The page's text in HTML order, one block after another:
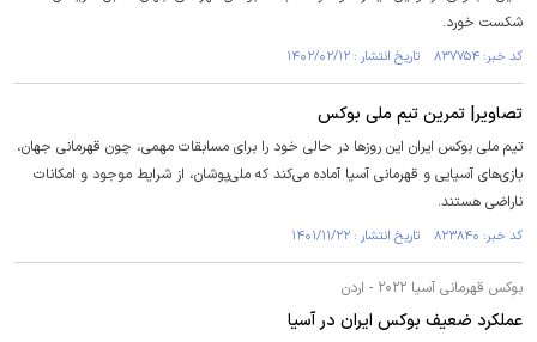
شکست خورد.
کد خبر: ۸۳۷۷۵۴ تاریخ انتشار : ۱۴۰۲/۰۲/۱۲
تصاویر| تمرین تیم ملی بوکس
تیم ملی بوکس ایران این روز‌ها در حالی خود را برای مسابقات مهمی، چون قهرمانی جهان،
بازی‌های آسیایی و قهرمانی آسیا آماده می‌کند که ملی‌پوشان، از شرایط موجود و امکانات
ناراضی هستند.
کد خبر: ۸۲۳۸۴۰ تاریخ انتشار : ۱۴۰۱/۱۱/۲۲
بوکس قهرمانی آسیا ۲۰۲۲ - اردن
عملکرد ضعیف بوکس ایران در آسیا